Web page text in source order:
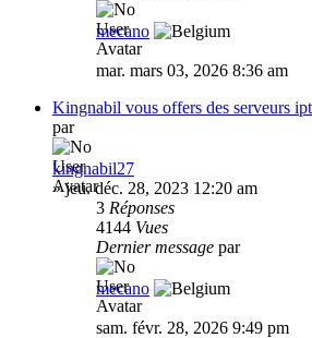
mecano
mar. mars 03, 2026 8:36 am
Kingnabil vous offers des serveurs
par
kingnabil27
»jeu. déc. 28, 2023 12:20 am
3 Réponses
4144 Vues
Dernier message par
mecano
sam. févr. 28, 2026 9:49 pm